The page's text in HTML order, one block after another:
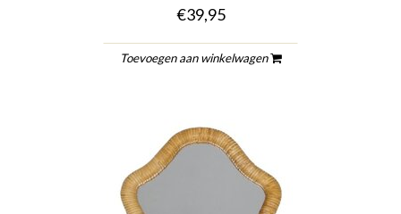
€39,95
Toevoegen aan winkelwagen